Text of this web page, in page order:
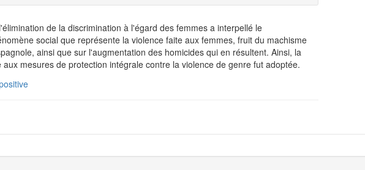
de la discrimination à l'égard des femmes a interpellé le
social que représente la violence faite aux femmes, fruit du machisme
ainsi que sur l'augmentation des homicides qui en résultent. Ainsi, la
mesures de protection intégrale contre la violence de genre fut adoptée.